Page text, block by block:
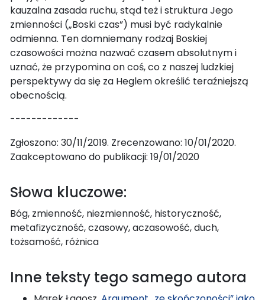
kauzalna zasada ruchu, stąd też i struktura Jego
zmienności („Boski czas”) musi być radykalnie
odmienna. Ten domniemany rodzaj Boskiej
czasowości można nazwać czasem absolutnym i
uznać, że przypomina on coś, co z naszej ludzkiej
perspektywy da się za Heglem określić teraźniejszą
obecnością.
-------------
Zgłoszono: 30/11/2019. Zrecenzowano: 10/01/2020.
Zaakceptowano do publikacji: 19/01/2020
Słowa kluczowe:
Bóg, zmienność, niezmienność, historyczność,
metafizyczność, czasowy, aczasowość, duch,
tożsamość, różnica
Inne teksty tego samego autora